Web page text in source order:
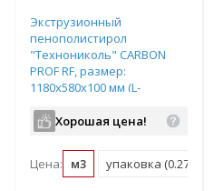
Экструзионный
пенополистирол
"Технониколь" CARBON
PROF RF, размер:
1180х580х100 мм (L-
арт. 584896
Хорошая цена!
Цена: м3 упаковка (0.274 м3)